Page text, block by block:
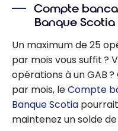
Compte
Banque Scotia
Un maximum de 25
par mois vous suffit ?
opérations à un GAB ?
par mois, leCompte
Banque Scotia
maintenez un solde